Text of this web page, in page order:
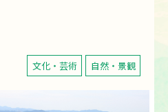
文化・芸術 自然・景観